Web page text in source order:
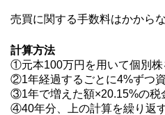
売買に関する手数料はかから
計算方法
①元本100万円を用いて個別株
②1年経過するごとに4%ずつ
③1年で増えた額×20.15%の税
④40年分、上の計算を繰り返